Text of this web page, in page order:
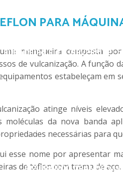
ESPUMA P/ LIMPEZA DE PNEUS
FURADEIRA ELET.
GIZ AMARELO
GIZ BRANCO GRANDE
PARA
mangueira composta
de vulcanização. A função
estabeleçam em
atinge níveis
da nova banda
necessárias para
esse nome por apresentar
de teflon com trama de aço.